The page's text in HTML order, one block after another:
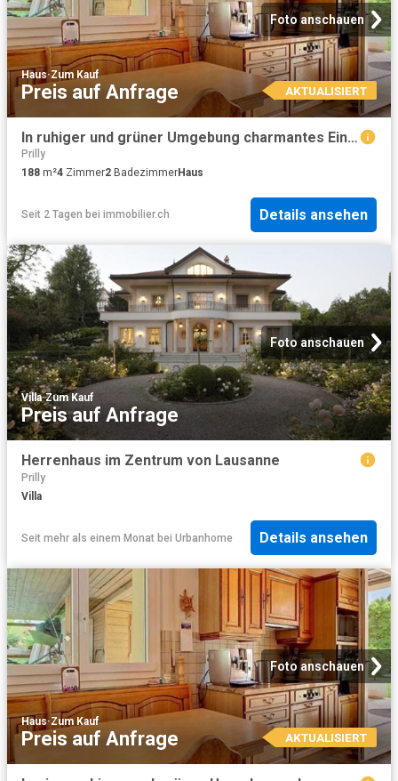
Foto anschauen
Haus·Zum Kauf
Preis auf Anfrage AKTUALISIERT
In ruhiger und grüner Umgebung charmantes Einfamilienhaus in der Nähe des Stadtzentrums
Prilly
188 m²4 Zimmer2 BadezimmerHaus
Seit 2 Tagen bei immobilier.ch Details ansehen
Foto anschauen
Villa·Zum Kauf
Preis auf Anfrage
Herrenhaus im Zentrum von Lausanne
Prilly
Villa
Seit mehr als einem Monat bei Urbanhome Details ansehen
Foto anschauen
Haus·Zum Kauf
Preis auf Anfrage AKTUALISIERT